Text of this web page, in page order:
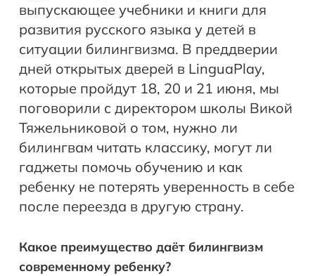
выпускающее учебники и книги для
развития русского языка у детей в
ситуации билингвизма. В преддверии
дней открытых дверей в LinguaPlay,
которые пройдут 18, 20 и 21 июня, мы
поговорили с директором школы Викой
Тяжельниковой о том, нужно ли
билингвам читать классику, могут ли
гаджеты помочь обучению и как
ребенку не потерять уверенность в себе
после переезда в другую страну.
Какое преимущество даёт билингвизм
современному ребенку?